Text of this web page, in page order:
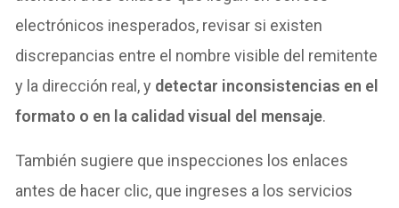
electrónicos inesperados, revisar si existen
discrepancias entre el nombre visible del remitente
y la dirección real, y detectar inconsistencias en el
formato o en la calidad visual del mensaje.
También sugiere que inspecciones los enlaces
antes de hacer clic, que ingreses a los servicios